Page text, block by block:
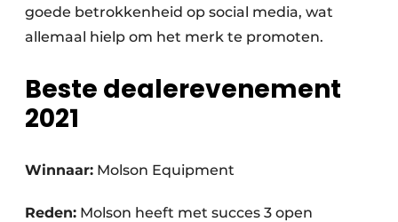
goede betrokkenheid op social media, wat
allemaal hielp om het merk te promoten.
Beste dealerevenement
2021
Winnaar: Molson Equipment
Reden: Molson heeft met succes 3 open